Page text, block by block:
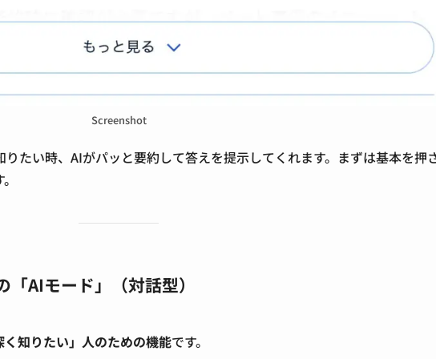
Screenshot
たい時、AIがパッと要約して答えを提示してくれます。まずは基本を押
AIモード」（対話型）
く知りたい」人のための機能です。